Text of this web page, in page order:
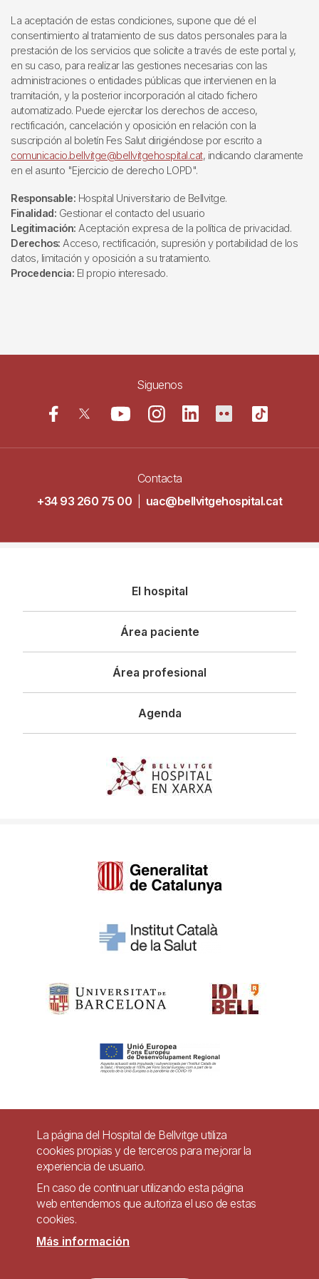
La aceptación de estas condiciones, supone que dé el
consentimiento al tratamiento de sus datos personales para la
prestación de los servicios que solicite a través de este portal y,
en su caso, para realizar las gestiones necesarias con las
administraciones o entidades públicas que intervienen en la
tramitación, y la posterior incorporación al citado fichero
automatizado. Puede ejercitar los derechos de acceso,
rectificación, cancelación y oposición en relación con la
suscripción al boletín Fes Salut dirigiéndose por escrito a
comunicacio.bellvitge@bellvitgehospital.cat, indicando claramente
en el asunto "Ejercicio de derecho LOPD".
Responsable: Hospital Universitario de Bellvitge.
Finalidad: Gestionar el contacto del usuario
Legitimación: Aceptación expresa de la política de privacidad.
Derechos: Acceso, rectificación, supresión y portabilidad de los
datos, limitación y oposición a su tratamiento.
Procedencia: El propio interesado.
Siguenos
Contacta
+34 93 260 75 00
uac@bellvitgehospital.cat
principal
El hospital
Área paciente
Área profesional
Agenda
Pie
página
Contacto
Accesibilidad
Política de Privacidad de Sistemas de Videovigilancia
La página del Hospital de Bellvitge utiliza
cookies propias y de terceros para mejorar la
experiencia de usuario.
En caso de continuar utilizando esta página
web entendemos que autoriza el uso de estas
cookies.
Más información